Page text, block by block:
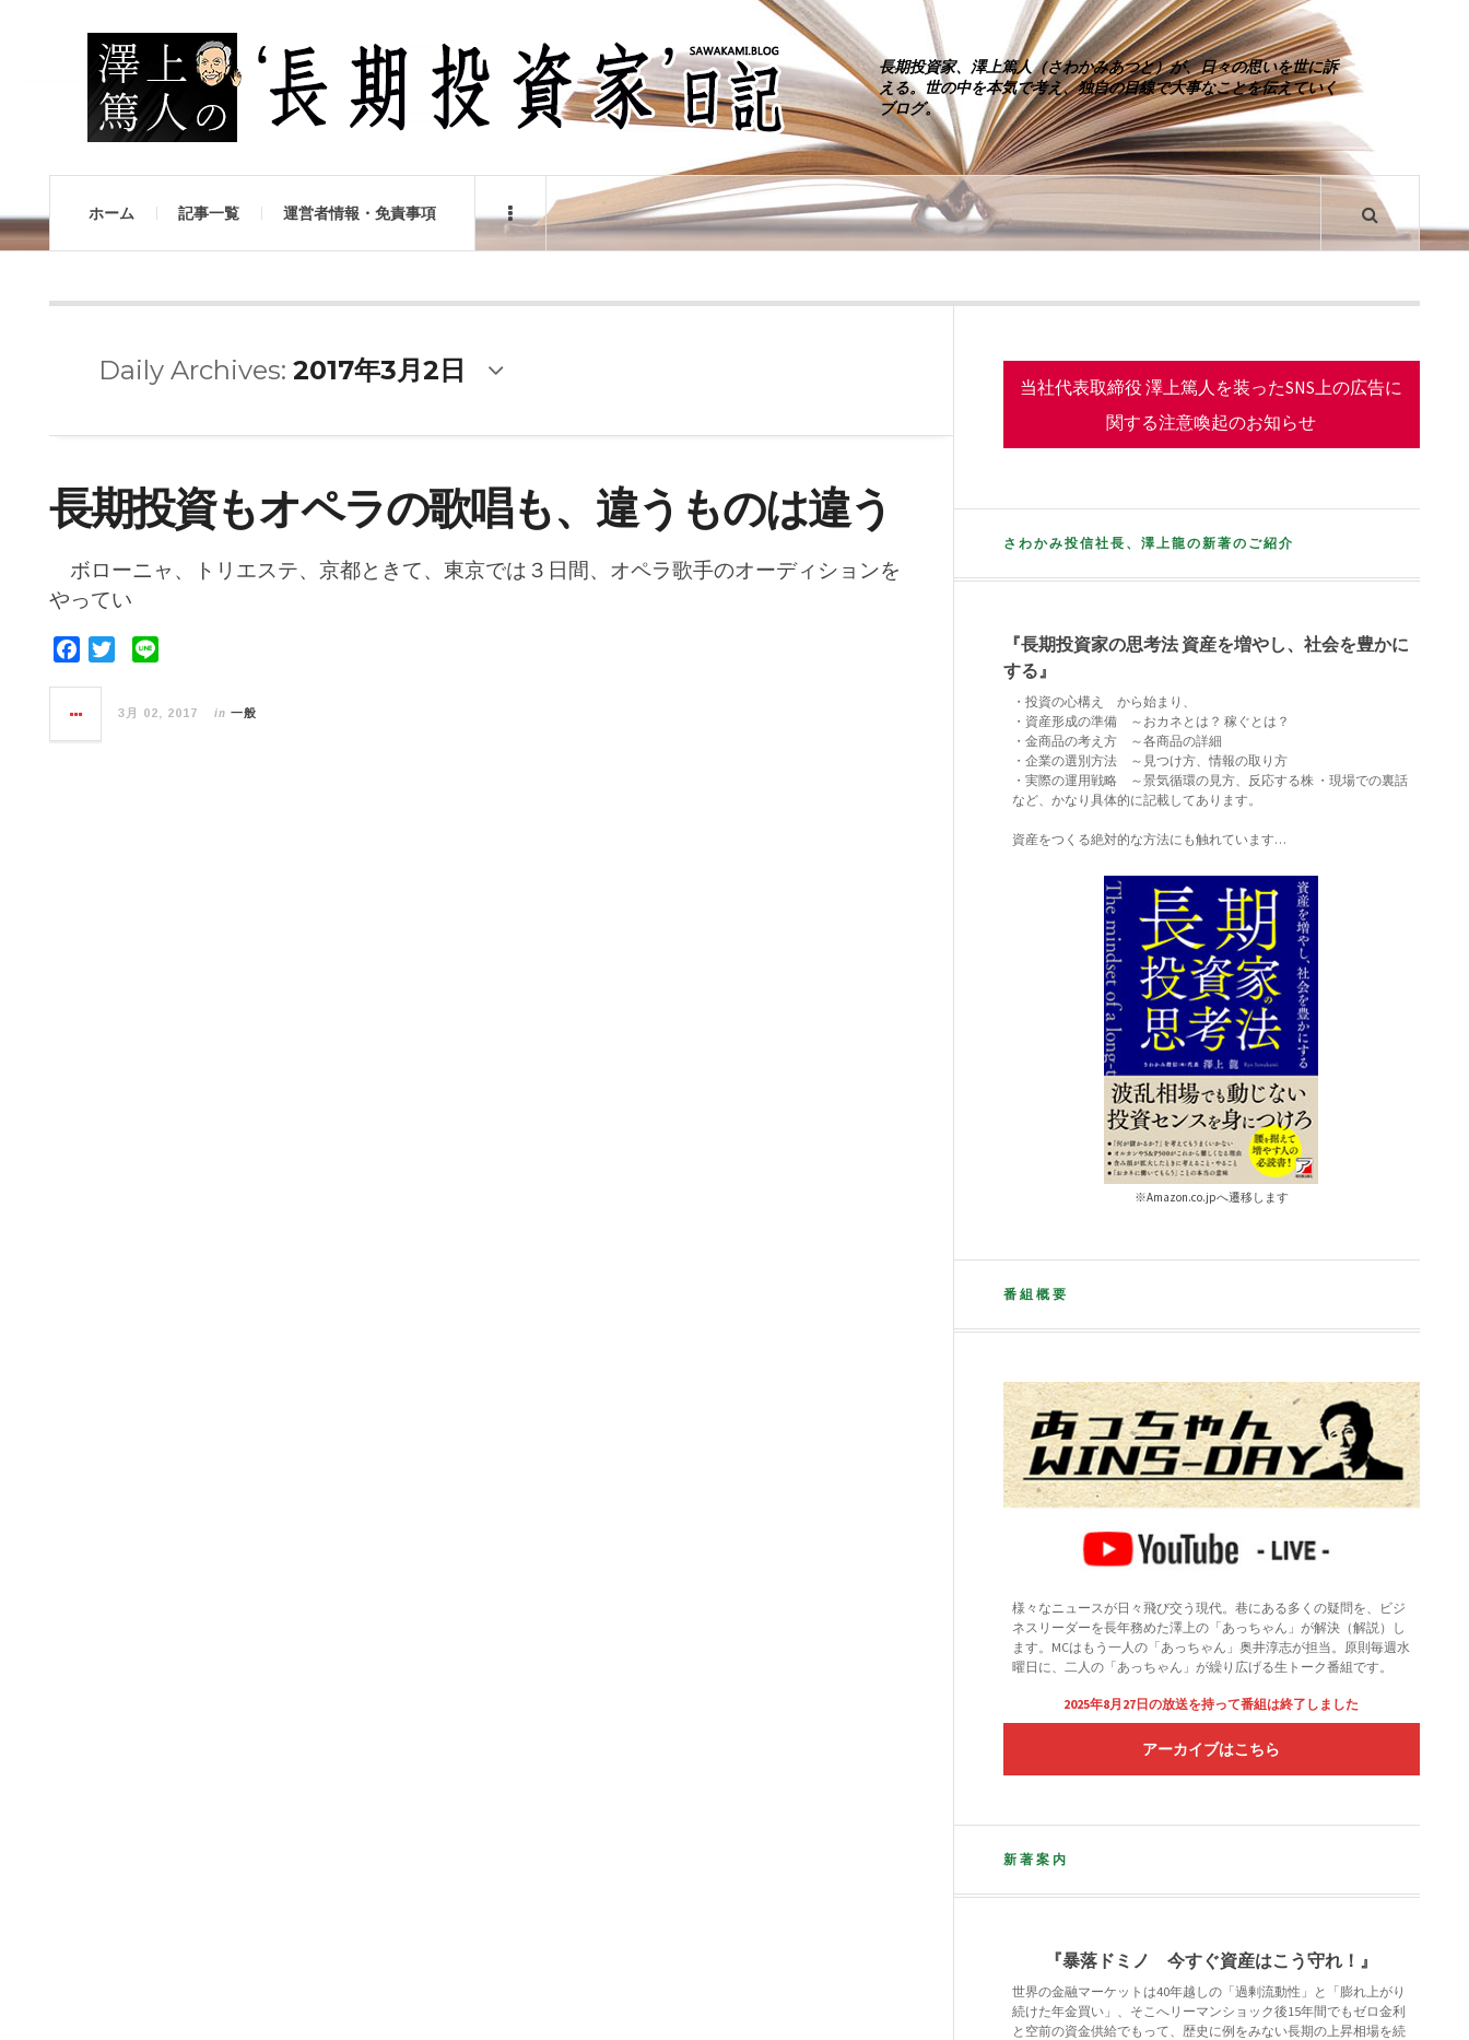
長期投資家、澤上篤人（さわかみあつと）が、日々の思いを世に訴
える。世の中を本気で考え、独自の目線で大事なことを伝えていく
ブログ。
ホーム 記事一覧 運営者情報・免責事項
Daily Archives: 2017年3月2日
長期投資もオペラの歌唱も、違うものは違う
ボローニャ、トリエステ、京都ときて、東京では３日間、オペラ歌手のオーディションを
やってい
3月 02, 2017 in 一般
当社代表取締役 澤上篤人を装ったSNS上の広告に
関する注意喚起のお知らせ
さわかみ投信社長、澤上龍の新著のご紹介
『長期投資家の思考法 資産を増やし、社会を豊かに
する』
・投資の心構え から始まり、
・資産形成の準備 ～おカネとは？ 稼ぐとは？
・金商品の考え方 ～各商品の詳細
・企業の選別方法 ～見つけ方、情報の取り方
・実際の運用戦略 ～景気循環の見方、反応する株 ・現場での裏話
など、かなり具体的に記載してあります。
資産をつくる絶対的な方法にも触れています…
※Amazon.co.jpへ遷移します
番組概要
様々なニュースが日々飛び交う現代。巷にある多くの疑問を、ビジ
ネスリーダーを長年務めた澤上の「あっちゃん」が解決（解説）し
ます。MCはもう一人の「あっちゃん」奥井淳志が担当。原則毎週水
曜日に、二人の「あっちゃん」が繰り広げる生トーク番組です。
2025年8月27日の放送を持って番組は終了しました
アーカイブはこちら
新著案内
『暴落ドミノ 今すぐ資産はこう守れ！』
世界の金融マーケットは40年越しの「過剰流動性」と「膨れ上がり
続けた年金買い」、そこへリーマンショック後15年間でもゼロ金利
と空前の資金供給でもって、歴史に例をみない長期の上昇相場を続